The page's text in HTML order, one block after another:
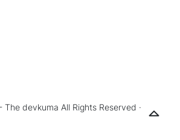
devkuma All Rights Reserved ·